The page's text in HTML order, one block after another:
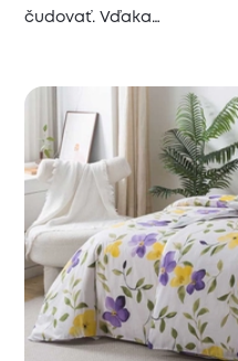
čudovať. Vďaka…